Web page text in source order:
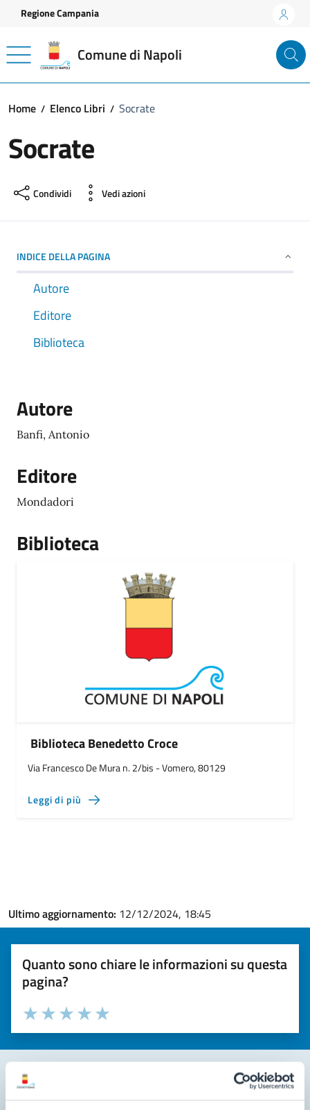
Vai ai contenuti
Vai al footer
Regione Campania
Comune di Napoli
Home Elenco Libri Socrate
Socrate
Condividi Vedi azioni
INDICE DELLA PAGINA
Autore
Editore
Biblioteca
Autore
Banfi, Antonio
Editore
Mondadori
Biblioteca
Biblioteca Benedetto Croce
Via Francesco De Mura n. 2/bis - Vomero, 80129
Leggi di più
Ultimo aggiornamento: 12/12/2024, 18:45
Quanto sono chiare le informazioni su questa
pagina?
Valuta la chiarezza delle informazioni (da 1 a 5 stelle)
Seleziona il numero di stelle per valutare la chiarezza delle
Valuta 5 stelle su 5
Valuta 4 stelle su 5
Valuta 3 stelle su 5
Valuta 2 stelle su 5
Valuta 1 stelle su 5